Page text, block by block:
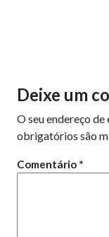
Deixe um
O seu endereço
obrigatórios são
Comentário *